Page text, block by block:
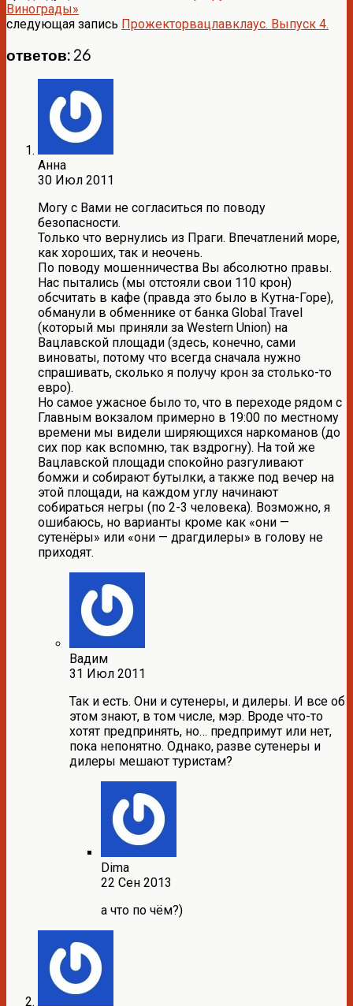
Винограды»
следующая запись Прожекторвацлавклаус. Выпуск 4.
ответов: 26
Анна
30 Июл 2011
Могу с Вами не согласиться по поводу
безопасности.
Только что вернулись из Праги. Впечатлений море,
как хороших, так и неочень.
По поводу мошенничества Вы абсолютно правы.
Нас пытались (мы отстояли свои 110 крон)
обсчитать в кафе (правда это было в Кутна-Горе),
обманули в обменнике от банка Global Travel
(который мы приняли за Western Union) на
Вацлавской площади (здесь, конечно, сами
виноваты, потому что всегда сначала нужно
спрашивать, сколько я получу крон за столько-то
евро).
Но самое ужасное было то, что в переходе рядом с
Главным вокзалом примерно в 19:00 по местному
времени мы видели ширяющихся наркоманов (до
сих пор как вспомню, так вздрогну). На той же
Вацлавской площади спокойно разгуливают
бомжи и собирают бутылки, а также под вечер на
этой площади, на каждом углу начинают
собираться негры (по 2-3 человека). Возможно, я
ошибаюсь, но варианты кроме как «они —
сутенёры» или «они — драгдилеры» в голову не
приходят.
Вадим
31 Июл 2011
Так и есть. Они и сутенеры, и дилеры. И все об
этом знают, в том числе, мэр. Вроде что-то
хотят предпринять, но… предпримут или нет,
пока непонятно. Однако, разве сутенеры и
дилеры мешают туристам?
Dima
22 Сен 2013
а что по чём?)